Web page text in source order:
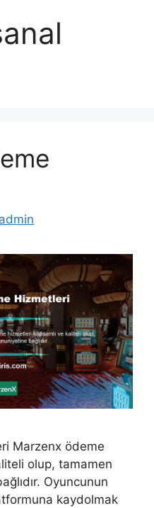
admin
Marzenx ödeme
olup, tamamen
Oyuncunun
kaydolmak